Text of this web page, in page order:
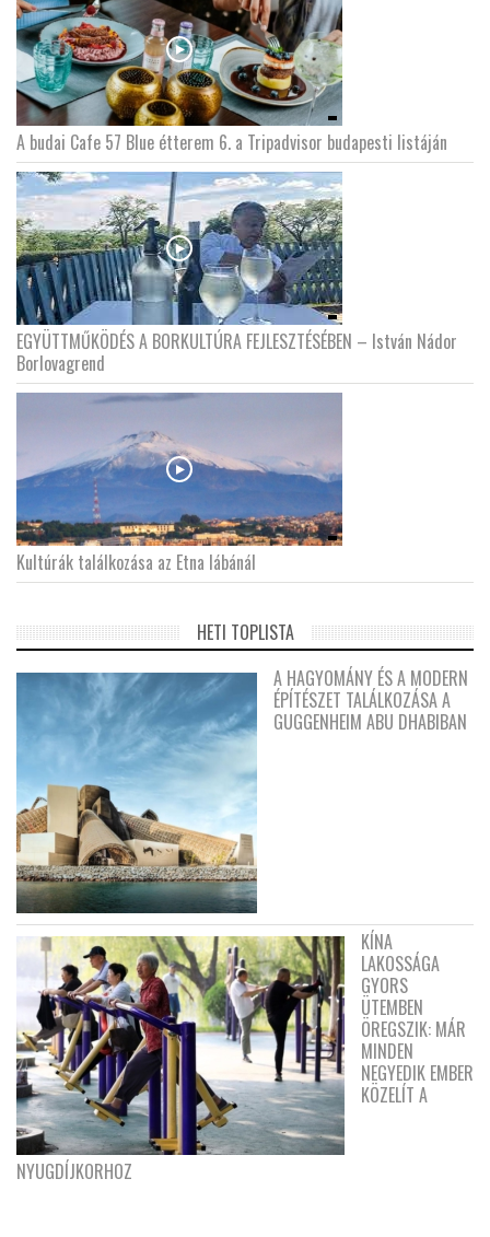
A budai Cafe 57 Blue étterem 6. a Tripadvisor budapesti listáján
EGYÜTTMŰKÖDÉS A BORKULTÚRA FEJLESZTÉSÉBEN – István Nádor
Borlovagrend
Kultúrák találkozása az Etna lábánál
HETI TOPLISTA
A HAGYOMÁNY ÉS A MODERN
ÉPÍTÉSZET TALÁLKOZÁSA A
GUGGENHEIM ABU DHABIBAN
KÍNA
LAKOSSÁGA
GYORS
ÜTEMBEN
ÖREGSZIK: MÁR
MINDEN
NEGYEDIK EMBER
KÖZELÍT A
NYUGDÍJKORHOZ